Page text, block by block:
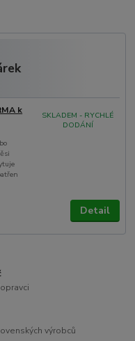
k
SKLADEM - RYCHLÉ
DODÁNÍ
Detail
výrobců